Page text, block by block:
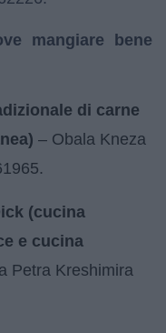
mangiare bene
di carne
– Obala Kneza
(cucina
e cucina
Petra Kreshimira